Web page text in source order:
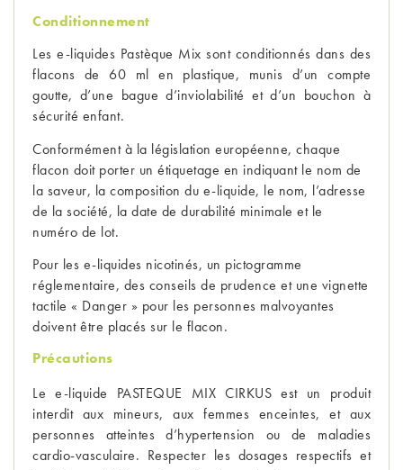
Conditionnement
Les e-liquides Pastèque Mix sont conditionnés dans des
flacons de 60 ml en plastique, munis d’un compte
goutte, d’une bague d’inviolabilité et d’un bouchon à
sécurité enfant.
Conformément à la législation européenne, chaque
flacon doit porter un étiquetage en indiquant le nom de
la saveur, la composition du e-liquide, le nom, l’adresse
de la société, la date de durabilité minimale et le
numéro de lot.
Pour les e-liquides nicotinés, un pictogramme
réglementaire, des conseils de prudence et une vignette
tactile « Danger » pour les personnes malvoyantes
doivent être placés sur le flacon.
Précautions
Le e-liquide PASTEQUE MIX CIRKUS est un produit
interdit aux mineurs, aux femmes enceintes, et aux
personnes atteintes d’hypertension ou de maladies
cardio-vasculaire. Respecter les dosages respectifs et